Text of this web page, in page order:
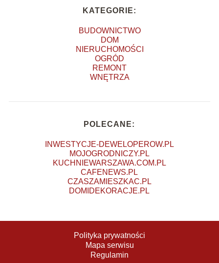
KATEGORIE:
BUDOWNICTWO
DOM
NIERUCHOMOŚCI
OGRÓD
REMONT
WNĘTRZA
POLECANE:
INWESTYCJE-DEWELOPEROW.PL
MOJOGRODNICZY.PL
KUCHNIEWARSZAWA.COM.PL
CAFENEWS.PL
CZASZAMIESZKAC.PL
DOMIDEKORACJE.PL
Polityka prywatności
Mapa serwisu
Regulamin